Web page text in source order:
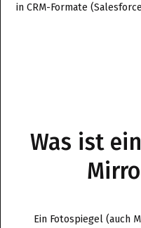
in CRM-Formate
Was ist
Ein Fotospiegel (auch